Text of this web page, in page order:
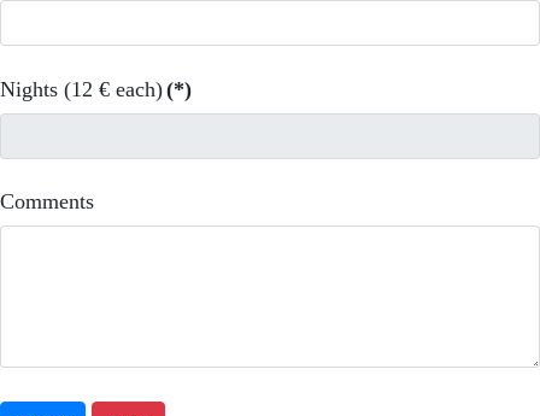
Nights (12 € each)(*)
Comments